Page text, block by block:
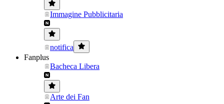
Immagine Pubblicitaria
notifica
Fanplus
Bacheca Libera
Arte dei Fan